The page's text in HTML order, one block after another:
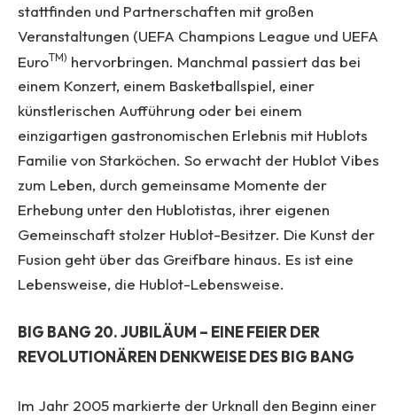
stattfinden und Partnerschaften mit großen
Veranstaltungen (UEFA Champions League und UEFA
EuroTM) hervorbringen. Manchmal passiert das bei
einem Konzert, einem Basketballspiel, einer
künstlerischen Aufführung oder bei einem
einzigartigen gastronomischen Erlebnis mit Hublots
Familie von Starköchen. So erwacht der Hublot Vibes
zum Leben, durch gemeinsame Momente der
Erhebung unter den Hublotistas, ihrer eigenen
Gemeinschaft stolzer Hublot-Besitzer. Die Kunst der
Fusion geht über das Greifbare hinaus. Es ist eine
Lebensweise, die Hublot-Lebensweise.
BIG BANG 20. JUBILÄUM – EINE FEIER DER
REVOLUTIONÄREN DENKWEISE DES BIG BANG
Im Jahr 2005 markierte der Urknall den Beginn einer